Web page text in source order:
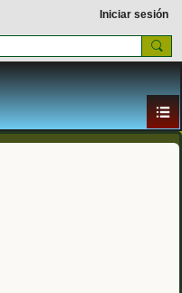
Iniciar sesión